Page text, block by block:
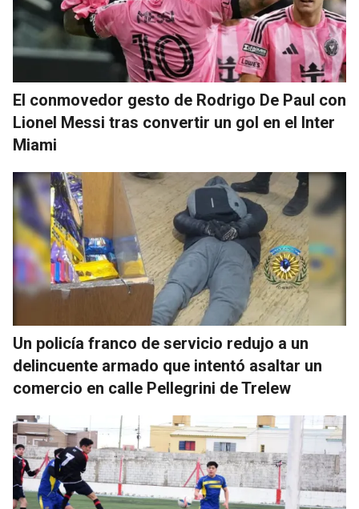
El conmovedor gesto de Rodrigo De Paul con
Lionel Messi tras convertir un gol en el Inter
Miami
Un policía franco de servicio redujo a un
delincuente armado que intentó asaltar un
comercio en calle Pellegrini de Trelew